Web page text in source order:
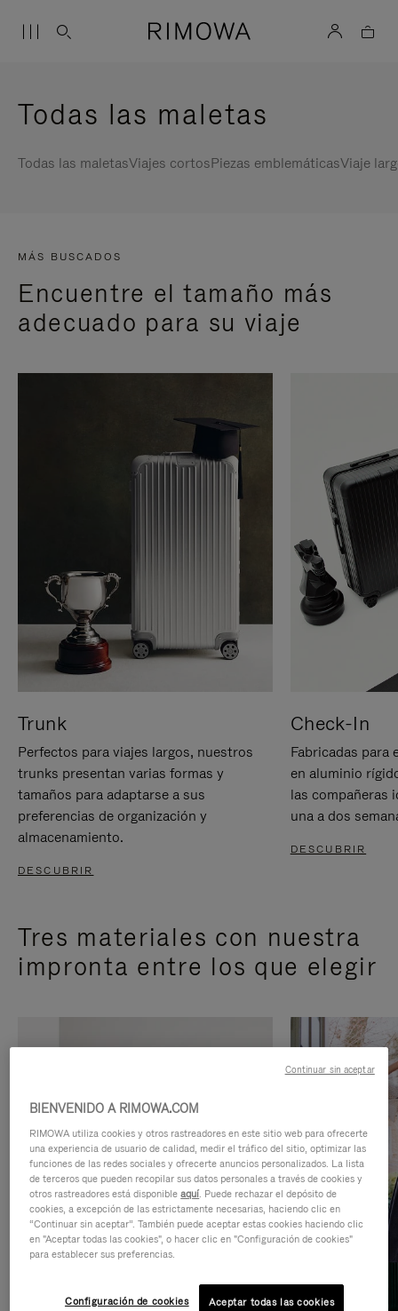
Todas las maletas
Todas las maletasViajes cortosPiezas emblemáticasViaje
MÁS BUSCADOS
Encuentre el tamaño más
adecuado para su viaje
Trunk
Perfectos para viajes largos, nuestros
trunks presentan varias formas y
tamaños para adaptarse a sus
preferencias de organización y
almacenamiento.
DESCUBRIR
Check-In
Fabricadas para
en aluminio
las compañeras
una a dos
DESCUBRIR
Tres materiales con nuestra
impronta entre los que elegir
BIENVENIDO A RIMOWA.COM
RIMOWA utiliza cookies y otros rastreadores en este sitio web para ofrecerte
una experiencia de usuario de calidad, medir el tráfico del sitio, optimizar las
funciones de las redes sociales y ofrecerte anuncios personalizados. La lista
de terceros que pueden recopilar sus datos personales a través de cookies y
otros rastreadores está disponibleaquí. Puede rechazar el depósito de
cookies, a excepción de las estrictamente necesarias, haciendo clic en
“Continuar sin aceptar”. También puede aceptar estas cookies haciendo clic
en "Aceptar todas las cookies", o hacer clic en "Configuración de cookies"
para establecer sus preferencias.
Configuración de cookies Aceptar todas las cookies
Continuar sin aceptar